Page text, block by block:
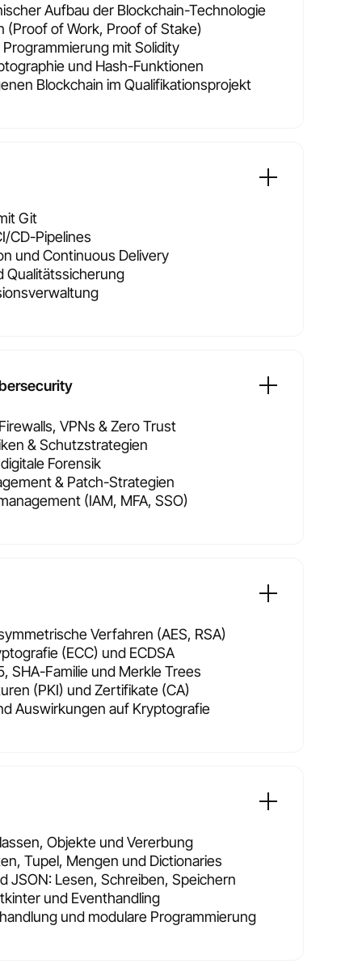
Aufbau der Blockchain-Technologie
(Proof of Work, Proof of Stake)
mit Solidity
und Hash-Funktionen
Blockchain im Qualifikationsprojekt
Git
CD-Pipelines
und Continuous Delivery
Qualitätssicherung
VPNs & Zero Trust
& Schutzstrategien
Forensik
& Patch-Strategien
(IAM, MFA, SSO)
Verfahren (AES, RSA)
(ECC) und ECDSA
SHA-Familie und Merkle Trees
(PKI) und Zertifikate (CA)
Auswirkungen auf Kryptografie
Objekte und Vererbung
Tupel, Mengen und Dictionaries
JSON: Lesen, Schreiben, Speichern
und Eventhandling
und modulare Programmierung